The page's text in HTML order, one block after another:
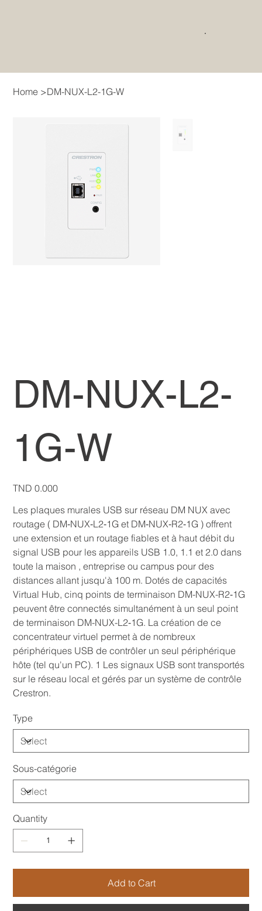
Home >DM-NUX-L2-1G-W
DM-NUX-L2-
1G-W
Price
TND 0.000
Les plaques murales USB sur réseau DM NUX avec
routage ( DM‑NUX‑L2‑1G et DM‑NUX‑R2‑1G ) offrent
une extension et un routage fiables et à haut débit du
signal USB pour les appareils USB 1.0, 1.1 et 2.0 dans
toute la maison , entreprise ou campus pour des
distances allant jusqu'à 100 m. Dotés de capacités
Virtual Hub, cinq points de terminaison DM-NUX-R2‑1G
peuvent être connectés simultanément à un seul point
de terminaison DM-NUX-L2‑1G. La création de ce
concentrateur virtuel permet à de nombreux
périphériques USB de contrôler un seul périphérique
hôte (tel qu'un PC). 1 Les signaux USB sont transportés
sur le réseau local et gérés par un système de contrôle
Crestron.
Type
Sous-catégorie
Quantity
Add to Cart